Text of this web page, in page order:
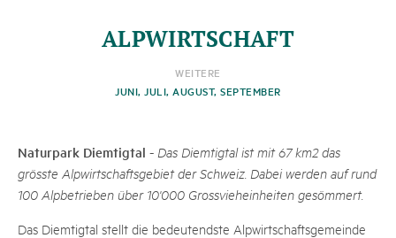
ALPWIRTSCHAFT
WEITERE
JUNI, JULI, AUGUST, SEPTEMBER
Naturpark Diemtigtal - Das Diemtigtal ist mit 67 km2 das
grösste Alpwirtschaftsgebiet der Schweiz. Dabei werden auf rund
100 Alpbetrieben über 10'000 Grossvieheinheiten gesömmert.
Das Diemtigtal stellt die bedeutendste Alpwirtschaftsgemeinde